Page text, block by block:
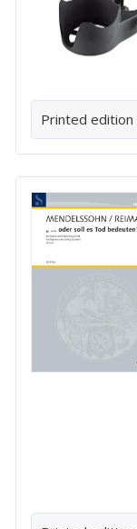
Printed edition